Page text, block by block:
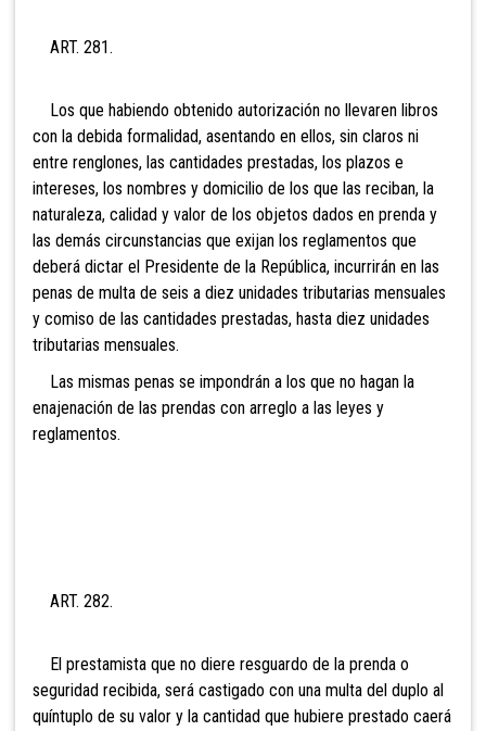
ART. 281.
Los que habiendo obtenido autorización no llevaren libros
con la debida formalidad, asentando en ellos, sin claros ni
entre renglones, las cantidades prestadas, los plazos e
intereses, los nombres y domicilio de los que las reciban, la
naturaleza, calidad y valor de los objetos dados en prenda y
las demás circunstancias que exijan los reglamentos que
deberá dictar el Presidente de la República, incurrirán en las
penas de multa de seis a diez unidades tributarias mensuales
y comiso de las cantidades prestadas, hasta diez unidades
tributarias mensuales.
Las mismas penas se impondrán a los que no hagan la
enajenación de las prendas con arreglo a las leyes y
reglamentos.
ART. 282.
El prestamista que no diere resguardo de la prenda o
seguridad recibida, será castigado con una multa del duplo al
quíntuplo de su valor y la cantidad que hubiere prestado caerá